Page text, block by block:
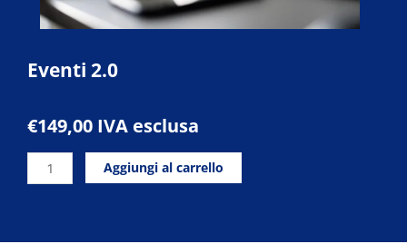
Eventi 2.0
€149,00 IVA esclusa
Eventi
2.0
Aggiungi al carrello